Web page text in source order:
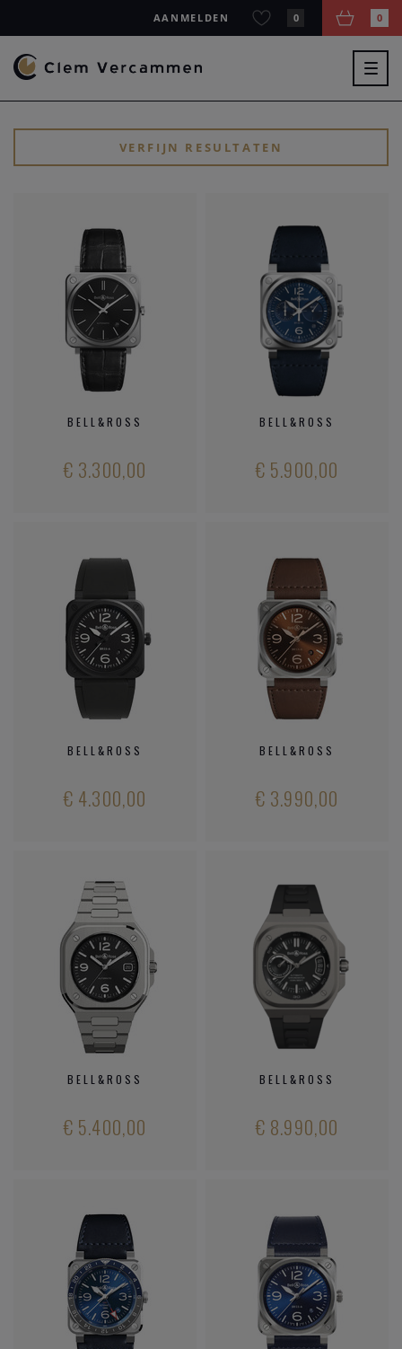
AANMELDEN 0 0
VERFIJN RESULTATEN
BELL&ROSS
€ 3.300,00
BELL&ROSS
€ 5.900,00
BELL&ROSS
€ 4.300,00
BELL&ROSS
€ 3.990,00
BELL&ROSS
€ 5.400,00
BELL&ROSS
€ 8.990,00